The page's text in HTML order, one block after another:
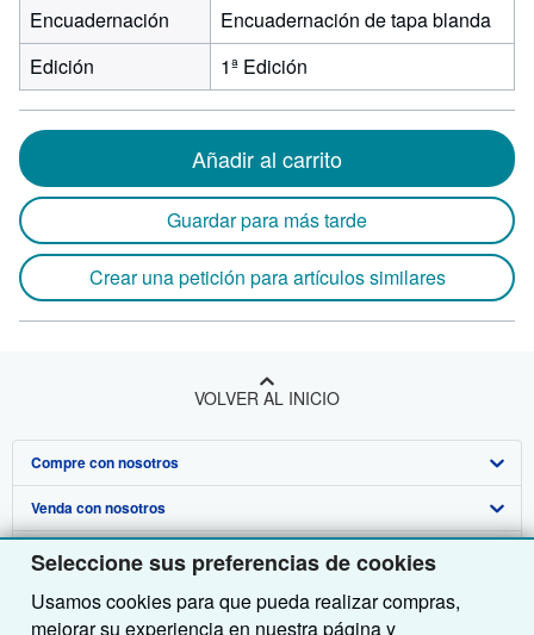
Seleccione sus preferencias de cookies
Usamos cookies para que pueda realizar compras,
mejorar su experiencia en nuestra página y
Encuadernación
Encuadernación de tapa blanda
Edición
1ª Edición
Añadir al carrito
Guardar para más tarde
Crear una petición para artículos similares
VOLVER AL INICIO
Compre con nosotros
Búsqueda avanzada
Colecciones
Mi cuenta
Venda con nosotros
Comenzar a vender
Únase a nuestro programa de afiliados
Sobre nosotros
Sobre IberLibro
Obtener Ayuda